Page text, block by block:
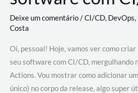
Deixe um comentário/CI/CD, DevOps,
Costa
Oi, pessoal! Hoje, vamos ver como
seu software com CI/CD, mergulhando
Actions. Vou mostrar como adicionar
único) no corpo da release, algo super